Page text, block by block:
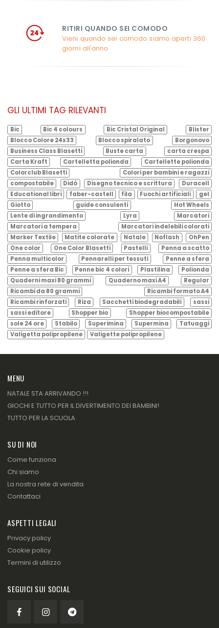
RITIRI QUANDO SEI COMODO
Vieni quando sei comodo siamo aperti 360
giorni all'anno
GLI ULTIMI TAG RILEVANTI
Bic Bic 4 colours Bic Cristal Original
Blister
Blocco Colore 24x33
Blocco spiralato
Borgonovo
Business Class Blasetti
Buste carta
carta crespa
Carta Kraft
Cartelletta polionda
Cartellette polionda
Colorclub Blasetti
Colori per bambini e ragazzi
compostabile
Didò Disegno tecnico e scrittura
Duracell
Educational libri
faber-castell fila Fuochi artificiali
gel
Giotto
guide consulenti
Hot Wheels
Lente di ingrandimento
Lyra
Marcatori
Marcatori a tempera
Marcatori indelebili colorati
Marker Textile
Matite colorate Natale Noflash
OhPen
One color
One Color Blasetti Pastelli
Penna a scatto
Penna multicolor
Pennarelli per tessuti
Penne a sfera
Penne a sfera Bic
Penne bic 4 colori Plastilina
Polionda
Quaderni maxi 80 grammi
Quaderno maxi A4
Regular
Ricambi da 80 grammi
Ricambi formato A4
Ricambi rinforzati
Riza Sacchetti biodegradabili
sassi
sassi editore
Shopper bio
Shopper biocompostabile
sole 24 ore
Stabilo Superimina Supermina
Tatuaggi
Valigetta polipropilene
Valigette polipropilene
MENU
NATALE STA ARRIVANDO !!!
GIOCHI E TUTTO PER IL DIVERTIMENTO DEI BAMBINI!
TUTTO PER LA SCUOLA
SU DI NOI
Come funziona
Chi siamo
La nostra rete di vendita
Contattaci
ASPETTI LEGALI
Privacy policy
Cookie policy
Termini di utilizzo
SEGUICI SUI SOCIAL